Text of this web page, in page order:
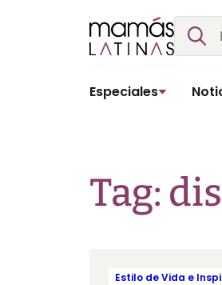
Buscar
Especiales
Tag:
Estilo de Vida e